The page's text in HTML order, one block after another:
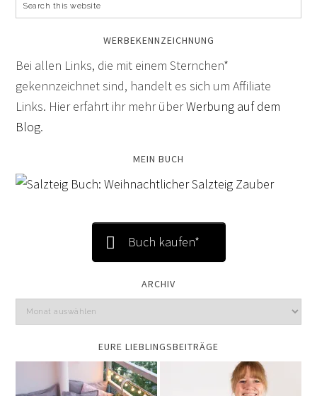
WERBEKENNZEICHNUNG
Bei allen Links, die mit einem Sternchen*
gekennzeichnet sind, handelt es sich um Affiliate
Links. Hier erfahrt ihr mehr überWerbung auf dem
Blog.
MEIN BUCH
Buch kaufen*
ARCHIV
EURE LIEBLINGSBEITRÄGE